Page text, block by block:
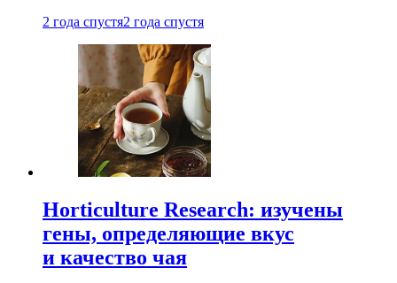
2 года спустя2 года спустя
Horticulture Research: изучены
гены, определяющие вкус
и качество чая